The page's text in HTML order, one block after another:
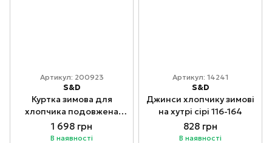
Артикул: 200923
S&D
Куртка зимова для
хлопчика подовжена
двостороння 9-16 років
1 698 грн
В наявності
Артикул: 14241
S&D
Джинси хлопчику зимові
на хутрі сірі 116-164
828 грн
В наявності